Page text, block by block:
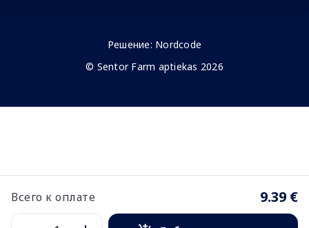
Всего к оплате 9.39 €
Решение: Nordcode
© Sentor Farm aptiekas 2026